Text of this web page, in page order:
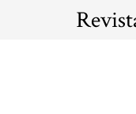
Expoziții